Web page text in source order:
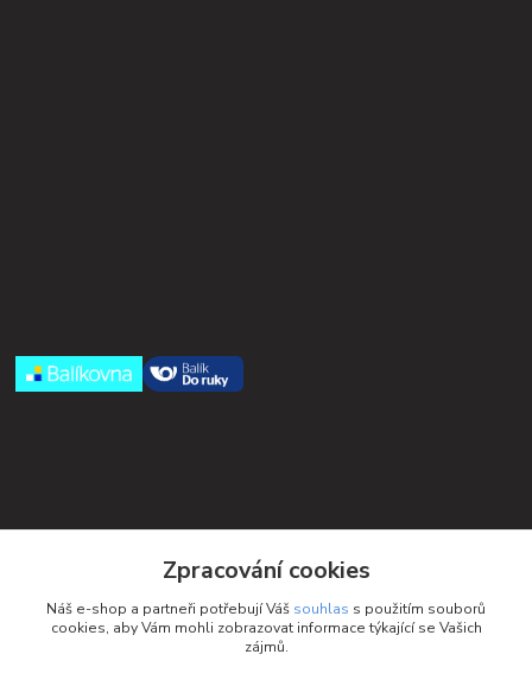
+420 732 552 122
Zpracování cookies
Náš e-shop a partneři potřebují Váš souhlas s použitím souborů
cookies, aby Vám mohli zobrazovat informace týkající se Vašich
zájmů.